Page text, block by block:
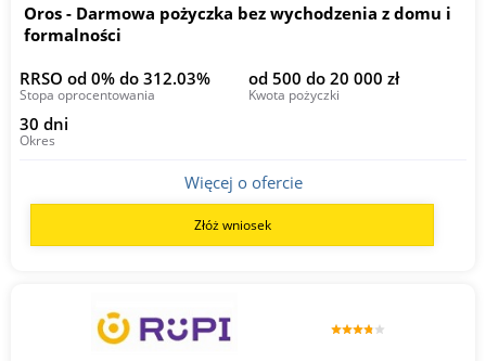
Oros - Darmowa pożyczka bez wychodzenia z domu i
formalności
RRSO od 0% do 312.03%
Stopa oprocentowania
od 500 do 20 000 zł
Kwota pożyczki
30 dni
Okres
Więcej o ofercie
Złóż wniosek